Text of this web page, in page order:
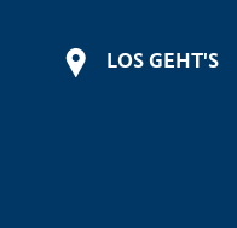
LOS GEHT'S